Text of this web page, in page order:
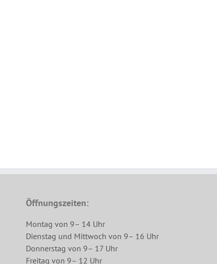
Öffnungszeiten:
Montag von 9– 14 Uhr
Dienstag und Mittwoch von 9– 16 Uhr
Donnerstag von 9– 17 Uhr
Freitag von 9– 12 Uhr